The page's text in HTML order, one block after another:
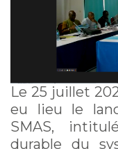
(SMAS)
Le 25 juillet
eu lieu le
SMAS,
durable du